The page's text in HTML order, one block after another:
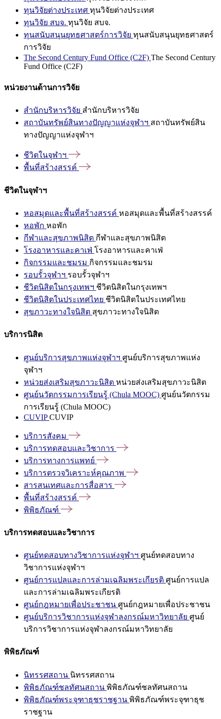
ทุนวิจัยต่างประเทศ ทุนวิจัยต่างประเทศ
ทุนวิจัย สบจ. ทุนวิจัย สบจ.
ทุนสนับสนุนยุทธศาสตร์การวิจัย ทุนสนับสนุนยุทธศาสตร์
การวิจัย
The Second Century Fund Office (C2F) The Second Century
Fund Office (C2F)
หน่วยงานด้านการวิจัย
สำนักบริหารวิจัย สำนักบริหารวิจัย
สถาบันทรัพย์สินทางปัญญาแห่งจุฬาฯ สถาบันทรัพย์สิน
ทางปัญญาแห่งจุฬาฯ
ชีวิตในจุฬาฯ
พื้นที่สร้างสรรค์
ชีวิตในจุฬาฯ
หอสมุดและพื้นที่สร้างสรรค์ หอสมุดและพื้นที่สร้างสรรค์
หอพัก หอพัก
กีฬาและสุขภาพนิสิต กีฬาและสุขภาพนิสิต
โรงอาหารและคาเฟ่ โรงอาหารและคาเฟ่
กิจกรรมและชมรม กิจกรรมและชมรม
รอบรั้วจุฬาฯ รอบรั้วจุฬาฯ
ชีวิตนิสิตในกรุงเทพฯ ชีวิตนิสิตในกรุงเทพฯ
ชีวิตนิสิตในประเทศไทย ชีวิตนิสิตในประเทศไทย
สุขภาวะทางใจนิสิต สุขภาวะทางใจนิสิต
บริการนิสิต
ศูนย์บริการสุขภาพแห่งจุฬาฯ ศูนย์บริการสุขภาพแห่ง
จุฬาฯ
หน่วยส่งเสริมสุขภาวะนิสิต หน่วยส่งเสริมสุขภาวะนิสิต
ศูนย์นวัตกรรมการเรียนรู้ (Chula MOOC) ศูนย์นวัตกรรม
การเรียนรู้ (Chula MOOC)
CUVIPCUVIP
บริการสังคม
บริการทดสอบและวิชาการ
บริการทางการแพทย์
บริการตรวจวิเคราะห์คุณภาพ
สารสนเทศและการสื่อสาร
พื้นที่สร้างสรรค์
พิพิธภัณฑ์
บริการทดสอบและวิชาการ
ศูนย์ทดสอบทางวิชาการแห่งจุฬาฯ ศูนย์ทดสอบทาง
วิชาการแห่งจุฬาฯ
ศูนย์การแปลและการล่ามเฉลิมพระเกียรติ ศูนย์การแปล
และการล่ามเฉลิมพระเกียรติ
ศูนย์กฎหมายเพื่อประชาชน ศูนย์กฎหมายเพื่อประชาชน
ศูนย์บริการวิชาการแห่งจุฬาลงกรณ์มหาวิทยาลัย ศูนย์
บริการวิชาการแห่งจุฬาลงกรณ์มหาวิทยาลัย
พิพิธภัณฑ์
นิทรรศสถาน นิทรรศสถาน
พิพิธภัณฑ์ชลทัศนสถาน พิพิธภัณฑ์ชลทัศนสถาน
พิพิธภัณฑ์พระจุฑาธุชราชฐาน พิพิธภัณฑ์พระจุฑาธุช
ราชฐาน